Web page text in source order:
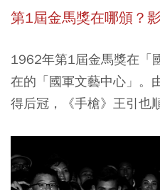
第1屆金馬獎在哪頒？
1962年第1屆金馬獎在「
在的「國軍文藝中心」。
得后冠，《手槍》王引也